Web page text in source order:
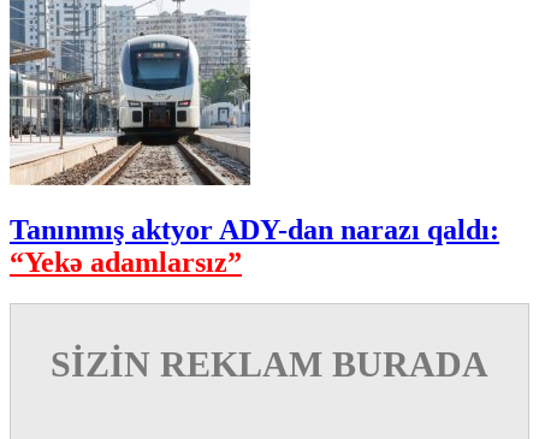
Tanınmış aktyor ADY-dan narazı qaldı:
“Yekə adamlarsız”
SİZİN REKLAM BURADA